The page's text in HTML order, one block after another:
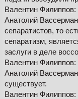
Валентин Филиппов:
Анатолий
сепаратистов, то
сепаратизм,
заслуги в деле
Валентин
Анатолий
существует.
Валентин